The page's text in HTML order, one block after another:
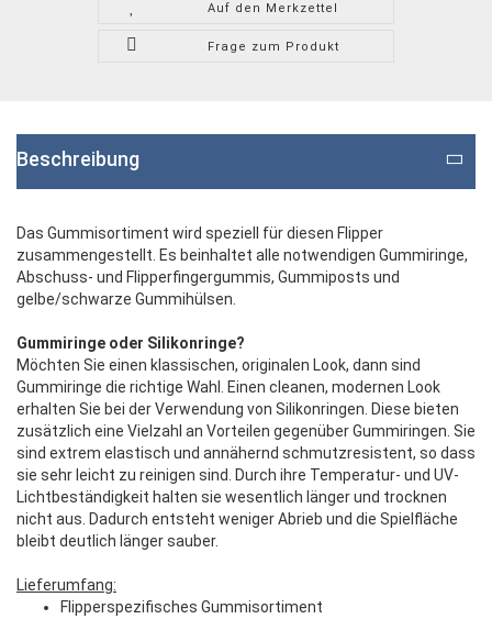
Auf den Merkzettel
Frage zum Produkt
Beschreibung
Das Gummisortiment wird speziell für diesen Flipper
zusammengestellt. Es beinhaltet alle notwendigen Gummiringe,
Abschuss- und Flipperfingergummis, Gummiposts und
gelbe/schwarze Gummihülsen.
Gummiringe oder Silikonringe?
Möchten Sie einen klassischen, originalen Look, dann sind
Gummiringe die richtige Wahl. Einen cleanen, modernen Look
erhalten Sie bei der Verwendung von Silikonringen. Diese bieten
zusätzlich eine Vielzahl an Vorteilen gegenüber Gummiringen. Sie
sind extrem elastisch und annähernd schmutzresistent, so dass
sie sehr leicht zu reinigen sind. Durch ihre Temperatur- und UV-
Lichtbeständigkeit halten sie wesentlich länger und trocknen
nicht aus. Dadurch entsteht weniger Abrieb und die Spielfläche
bleibt deutlich länger sauber.
Lieferumfang:
Flipperspezifisches Gummisortiment